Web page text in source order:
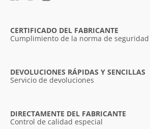
CERTIFICADO DEL FABRICANTE
Cumplimiento de la norma de seguridad
DEVOLUCIONES RÁPIDAS Y SENCILLAS
Servicio de devoluciones
DIRECTAMENTE DEL FABRICANTE
Control de calidad especial